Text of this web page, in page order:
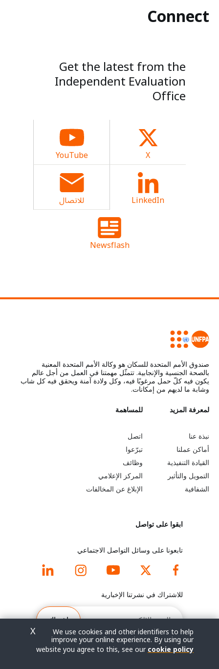
Connect
Get the latest from the
Independent Evaluation
Office
X
YouTube
LinkedIn للاتصال
Newsflash
صندوق الأمم المتحدة للسكان هو وكالة الأمم المتحدة المعنية
بالصحة الجنسية والإنجابية. تتمثّل مهمتنا في العمل من أجل عالم
يكون فيه كلّ حمل مرغوبًا فيه، وكل ولادة آمنة ويحقق فيه كل شاب
وشابة ما لديهم من إمكانات.
L
e
a
r
n
o
لمعرفة المزيد
نبذة عنا
أماكن عملنا
القيادة التنفيذية
التمويل والتأثير
الشفافية
G
o
b
e
y
n
d
f
o
o
t
e
للمساهمة
اتصل
تبرّعوا
وظائف
المركز الإعلامي
الإبلاغ عن المخالفات
ابقوا على تواصل
تابعونا على وسائل التواصل الاجتماعي
للاشتراك في نشرتنا الإخبارية
البريد
الإلكتروني
اشتراك
We use cookies and other identifiers to help
improve your online experience. By using our
website you agree to this, see ourcookie policy
X